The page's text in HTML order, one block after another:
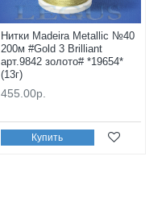
Нитки Madeira Metallic №40
200м #Gold 3 Brilliant
арт.9842 золото# *19654*
(13г)
455.00р.
Купить